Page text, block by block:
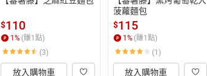
$110
1 % (賺1 點)
(3)
放入購物車
菠蘿麵包
$115
1 % (賺1 點)
(1)
放入購物車